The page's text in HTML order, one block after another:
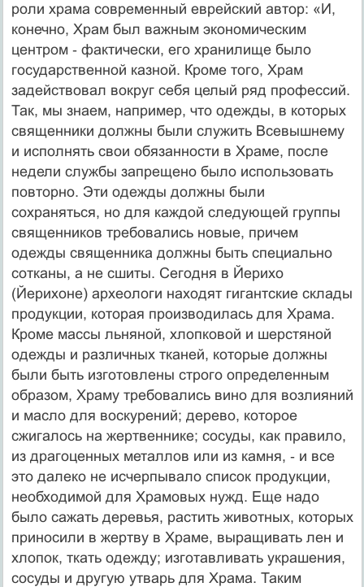
роли храма современный еврейский автор: «И,
конечно, Храм был важным экономическим
центром ‑ фактически, его хранилище было
государственной казной. Кроме того, Храм
задействовал вокруг себя целый ряд профессий.
Так, мы знаем, например, что одежды, в которых
священники должны были служить Всевышнему
и исполнять свои обязанности в Храме, после
недели службы запрещено было использовать
повторно. Эти одежды должны были
сохраняться, но для каждой следующей группы
священников требовались новые, причем
одежды священника должны быть специально
сотканы, а не сшиты. Сегодня в Йерихо
(Йерихоне) археологи находят гигантские склады
продукции, которая производилась для Храма.
Кроме массы льняной, хлопковой и шерстяной
одежды и различных тканей, которые должны
были быть изготовлены строго определенным
образом, Храму требовались вино для возлияний
и масло для воскурений; дерево, которое
сжигалось на жертвеннике; сосуды, как правило,
из драгоценных металлов или из камня, ‑ и все
это далеко не исчерпывало список продукции,
необходимой для Храмовых нужд. Еще надо
было сажать деревья, растить животных, которых
приносили в жертву в Храме, выращивать лен и
хлопок, ткать одежду; изготавливать украшения,
сосуды и другую утварь для Храма. Таким